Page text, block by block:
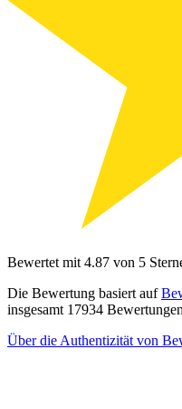
Bewertet mit 4.87 von 5
Die Bewertung basiert auf
insgesamt 17934
Über die Authentizität von